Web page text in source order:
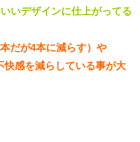
いデザインに仕上がってる
だが4本に減らす）や
快感を減らしている事が大